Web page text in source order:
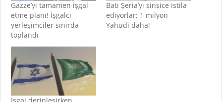
Gazze’yi tamamen işgal
etme planı! İşgalci
yerleşimciler sınırda
toplandı
Batı Şeria’yı sinsice istila
ediyorlar; 1 milyon
Yahudi daha!
İşgal derinleşirken